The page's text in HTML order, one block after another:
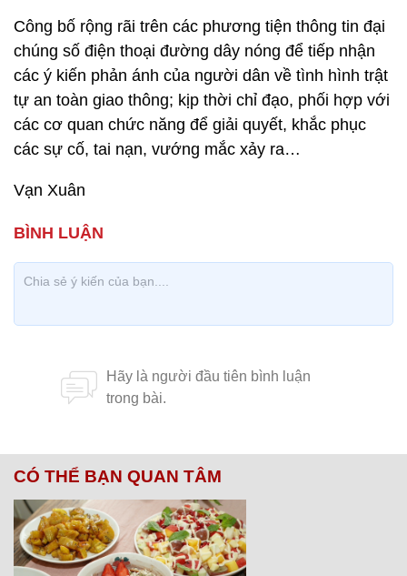
Công bố rộng rãi trên các phương tiện thông tin đại
chúng số điện thoại đường dây nóng để tiếp nhận
các ý kiến phản ánh của người dân về tình hình trật
tự an toàn giao thông; kịp thời chỉ đạo, phối hợp với
các cơ quan chức năng để giải quyết, khắc phục
các sự cố, tai nạn, vướng mắc xảy ra…
Vạn Xuân
CÓ THỂ BẠN QUAN TÂM